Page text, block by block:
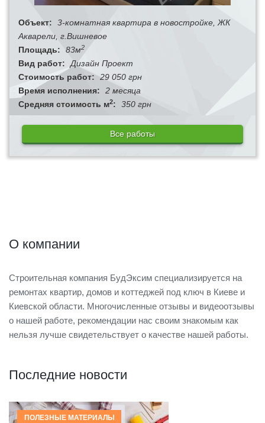
Объект:
3-комнатная квартира в новостройке, ЖК
Акварели, г.Вишневое
Площадь:
83м2
Вид работ:
Дизайн Проект
Стоимость работ: 29 050 грн
Время исполнения:
2 месяца
Средняя стоимость м2: 350 грн
Все работы
О компании
Строительная компания БудЭксим специализируется на
ремонтах квартир, домов и коттеджей под ключ в Киеве и
Киевской области. Многочисленные отзывы и видеоотзывы
о нашей работе, рекомендации нас своим знакомым как
нельзя лучше свидетельствует о качестве нашей работы.
Последние новости
ПОЛЕЗНЫЕ МАТЕРИАЛЫ